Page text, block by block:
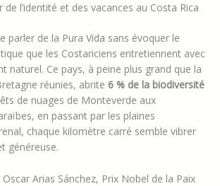
l’identité et des vacances au Costa Rica
parler de la Pura Vida sans évoquer le
que les Costariciens entretiennent avec
naturel. Ce pays, à peine plus grand que la
réunies, abrite 6 % de la biodiversité
de nuages de Monteverde aux
en passant par les plaines
chaque kilomètre carré semble vibrer
généreuse.
Oscar Arias Sánchez, Prix Nobel de la Paix